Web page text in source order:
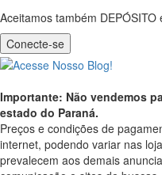
Aceitamos também
Conecte-se
Importante: Não vendemos
estado do Paraná.
Preços e condições de
internet, podendo variar nas
prevalecem aos demais